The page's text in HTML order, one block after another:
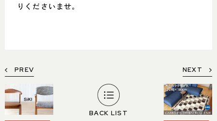
りくださいませ。
PREV
BACK LIST
NEXT